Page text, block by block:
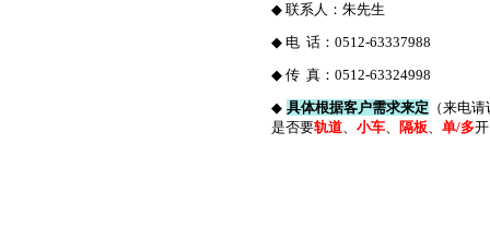
◆ 联系人：朱先生
◆ 电 话： 0512-63337988
◆ 传 真： 0512-63324998
◆ 具体根据客户需求来定 （来电
是否要轨道、 小车、 隔板、 单/多